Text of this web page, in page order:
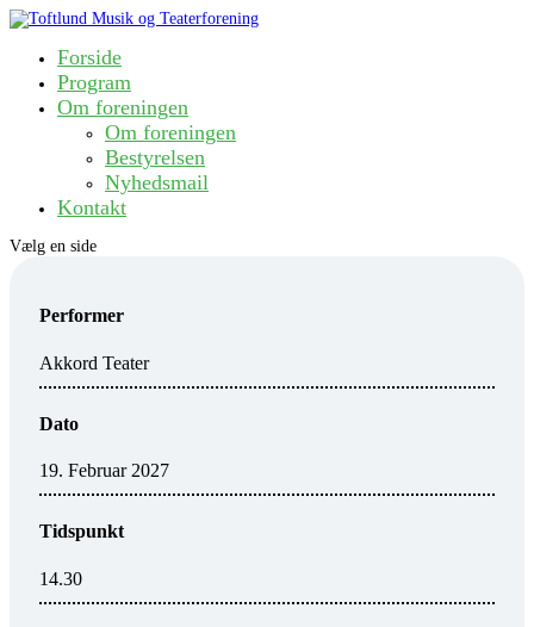
Forside
Program
Om foreningen
Om foreningen
Bestyrelsen
Nyhedsmail
Kontakt
Vælg en side
Performer
Akkord Teater
Dato
19. Februar 2027
Tidspunkt
14.30